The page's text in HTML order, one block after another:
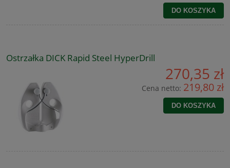
DO KOSZYKA
Ostrzałka DICK Rapid Steel HyperDrill
270,35 zł
Cena netto: 219,80 zł
DO KOSZYKA